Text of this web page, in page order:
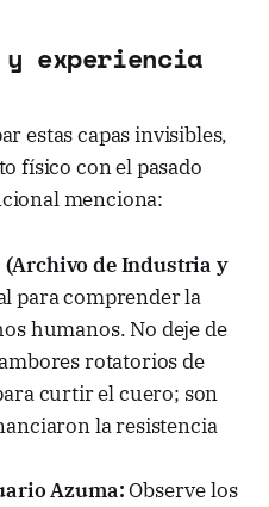
experiencia
estas capas invisibles,
físico con el pasado
menciona:
de Industria y
para comprender la
humanos. No deje de
rotatorios de
curtir el cuero; son
la resistencia
Azuma:Observe los